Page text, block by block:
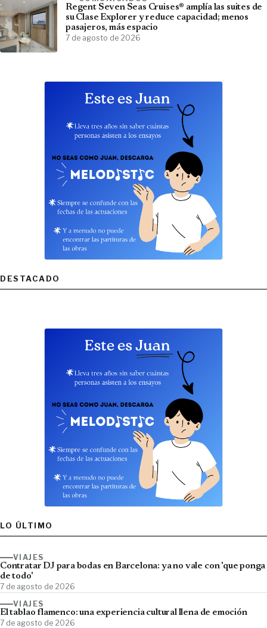
Regent Seven Seas Cruises® amplía las suites de
su Clase Explorer y reduce capacidad; menos
pasajeros, más espacio
7 de agosto de 2026
DESTACADO
LO ÚLTIMO
VIAJES
Contratar DJ para bodas en Barcelona: ya no vale con 'que ponga
de todo'
7 de agosto de 2026
VIAJES
El tablao flamenco: una experiencia cultural llena de emoción
7 de agosto de 2026